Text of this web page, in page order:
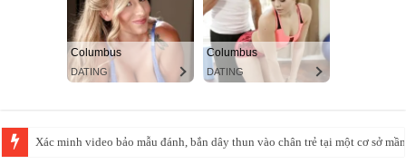
Huấn Hoa Hồng: Từ ‘giang hồ mạng’ đến đế chế livestream bán hàng